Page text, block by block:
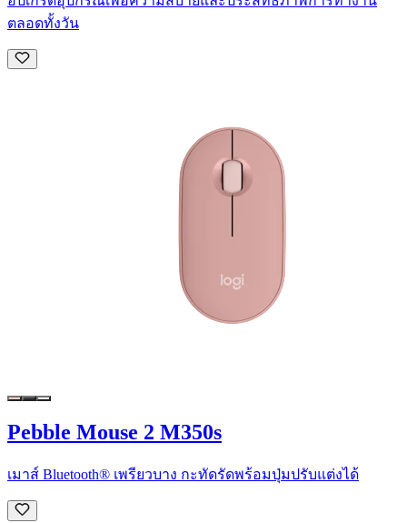
ตลอดทั้งวัน
Pebble Mouse 2 M350s
เมาส์ Bluetooth® เพรียวบาง กะทัดรัดพร้อมปุ่มปรับแต่งได้